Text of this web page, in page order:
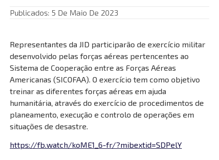
Publicados: 5 De Maio De 2023
Representantes da JID participarão de exercício militar
desenvolvido pelas forças aéreas pertencentes ao
Sistema de Cooperação entre as Forças Aéreas
Americanas (SICOFAA). O exercício tem como objetivo
treinar as diferentes forças aéreas em ajuda
humanitária, através do exercício de procedimentos de
planeamento, execução e controlo de operações em
situações de desastre.
https://fb.watch/koME1_6-fr/?mibextid=SDPelY